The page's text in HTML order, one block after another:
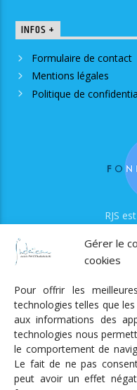
Gérer le
cookies
Pour offrir les
technologies telles que
aux informations des
technologies nous
le comportement de
Le fait de ne pas
peut avoir un effet
INFOS +
Formulaire de contact
Mentions légales
Politique de
RJS
Radio Judaica
Tous droits réservés
RADIO JUDAÏCA